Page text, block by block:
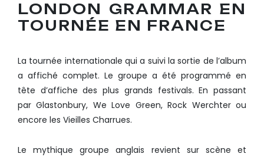
LONDON GRAMMAR EN
TOURNÉE EN FRANCE
La tournée internationale qui a suivi la sortie de l’album
a affiché complet. Le groupe a été programmé en
tête d’affiche des plus grands festivals. En passant
par Glastonbury, We Love Green, Rock Werchter ou
encore les Vieilles Charrues.
Le mythique groupe anglais revient sur scène et